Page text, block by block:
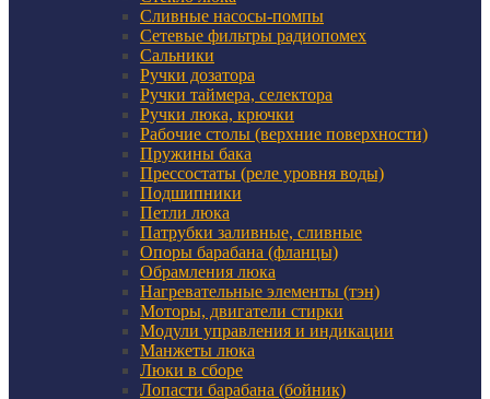
Сливные насосы-помпы
Сетевые фильтры радиопомех
Сальники
Ручки дозатора
Ручки таймера, селектора
Ручки люка, крючки
Рабочие столы (верхние поверхности)
Пружины бака
Прессостаты (реле уровня воды)
Подшипники
Петли люка
Патрубки заливные, сливные
Опоры барабана (фланцы)
Обрамления люка
Нагревательные элементы (тэн)
Моторы, двигатели стирки
Модули управления и индикации
Манжеты люка
Люки в сборе
Лопасти барабана (бойник)